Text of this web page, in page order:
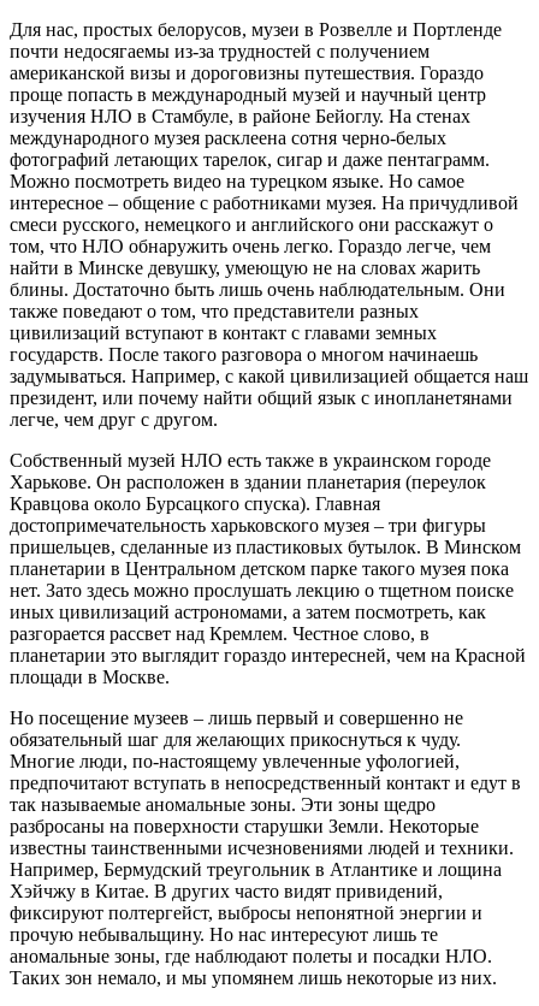
Для нас, простых белорусов, музеи в Розвелле и Портленде
почти недосягаемы из-за трудностей с получением
американской визы и дороговизны путешествия. Гораздо
проще попасть в международный музей и научный центр
изучения НЛО в Стамбуле, в районе Бейоглу. На стенах
международного музея расклеена сотня черно-белых
фотографий летающих тарелок, сигар и даже пентаграмм.
Можно посмотреть видео на турецком языке. Но самое
интересное – общение с работниками музея. На причудливой
смеси русского, немецкого и английского они расскажут о
том, что НЛО обнаружить очень легко. Гораздо легче, чем
найти в Минске девушку, умеющую не на словах жарить
блины. Достаточно быть лишь очень наблюдательным. Они
также поведают о том, что представители разных
цивилизаций вступают в контакт с главами земных
государств. После такого разговора о многом начинаешь
задумываться. Например, с какой цивилизацией общается наш
президент, или почему найти общий язык с инопланетянами
легче, чем друг с другом.
Собственный музей НЛО есть также в украинском городе
Харькове. Он расположен в здании планетария (переулок
Кравцова около Бурсацкого спуска). Главная
достопримечательность харьковского музея – три фигуры
пришельцев, сделанные из пластиковых бутылок. В Минском
планетарии в Центральном детском парке такого музея пока
нет. Зато здесь можно прослушать лекцию о тщетном поиске
иных цивилизаций астрономами, а затем посмотреть, как
разгорается рассвет над Кремлем. Честное слово, в
планетарии это выглядит гораздо интересней, чем на Красной
площади в Москве.
Но посещение музеев – лишь первый и совершенно не
обязательный шаг для желающих прикоснуться к чуду.
Многие люди, по-настоящему увлеченные уфологией,
предпочитают вступать в непосредственный контакт и едут в
так называемые аномальные зоны. Эти зоны щедро
разбросаны на поверхности старушки Земли. Некоторые
известны таинственными исчезновениями людей и техники.
Например, Бермудский треугольник в Атлантике и лощина
Хэйчжу в Китае. В других часто видят привидений,
фиксируют полтергейст, выбросы непонятной энергии и
прочую небывальщину. Но нас интересуют лишь те
аномальные зоны, где наблюдают полеты и посадки НЛО.
Таких зон немало, и мы упомянем лишь некоторые из них.